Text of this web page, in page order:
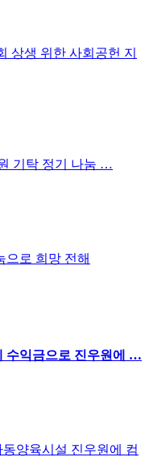
상생 위한 사회공헌 지
기탁 정기 나눔 …
으로 희망 전해
수익금으로 진우원에 …
양육시설 진우원에 컴